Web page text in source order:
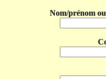
Nom/prénom